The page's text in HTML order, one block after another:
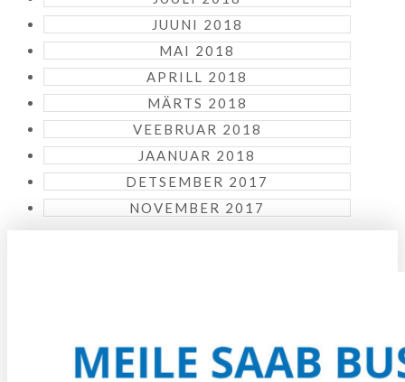
JUUNI 2018
MAI 2018
APRILL 2018
MÄRTS 2018
VEEBRUAR 2018
JAANUAR 2018
DETSEMBER 2017
NOVEMBER 2017